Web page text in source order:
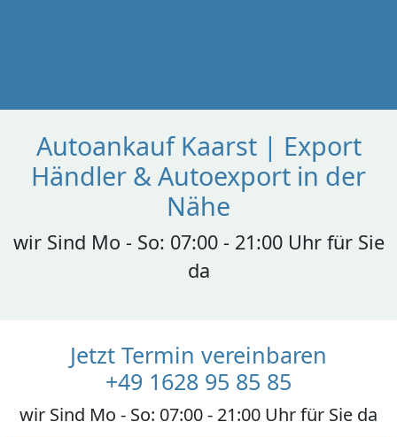
Autoankauf Kaarst | Export
Händler & Autoexport in der
Nähe
wir Sind Mo - So: 07:00 - 21:00 Uhr für Sie
da
Jetzt Termin vereinbaren
+49 1628 95 85 85
wir Sind Mo - So: 07:00 - 21:00 Uhr für Sie da